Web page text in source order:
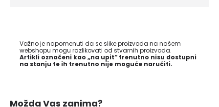
Važno je napomenuti da se slike proizvoda na našem
webshopu mogu razlikovati od stvarnih proizvoda.
Artikli označeni kao „na upit“ trenutno nisu dostupni
na stanju te ih trenutno nije moguće naručiti.
Možda Vas zanima?